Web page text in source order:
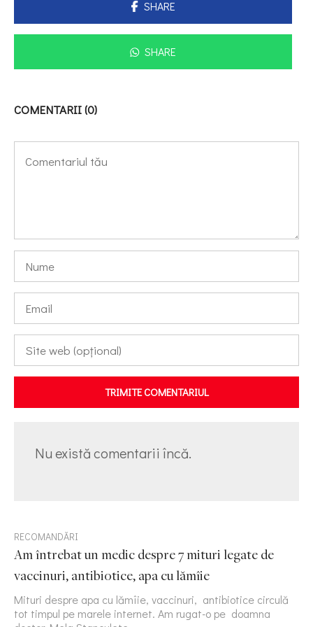
SHARE
SHARE
COMENTARII (0)
TRIMITE COMENTARIUL
Nu există comentarii încă.
RECOMANDĂRI
Am întrebat un medic despre 7 mituri legate de
vaccinuri, antibiotice, apa cu lămîie
Mituri despre apa cu lămîie, vaccinuri, antibiotice circulă
tot timpul pe marele internet. Am rugat-o pe doamna